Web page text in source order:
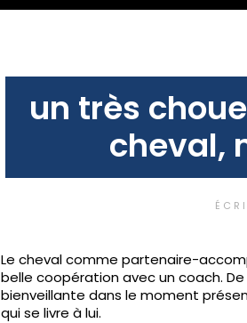
un très
cheval,
Le cheval comme partenaire-
belle coopération avec un coach.
bienveillante dans le moment
qui se livre à lui.